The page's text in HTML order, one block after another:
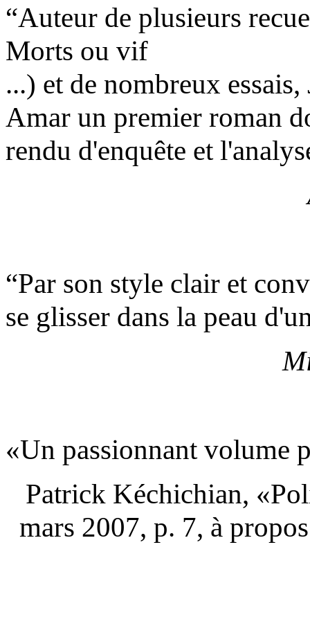
“Auteur de plusieurs
Morts ou vif
...) et de nombreux
Amar un premier roman
rendu d'enquête et
“Par son style clair et
se glisser dans la peau
«Un passionnant volume
Patrick Kéchichian,
mars 2007, p. 7, à